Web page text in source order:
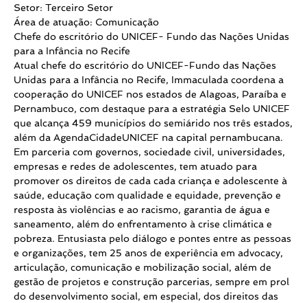
Setor: Terceiro Setor
Área de atuação: Comunicação
Chefe do escritório do UNICEF- Fundo das Nações Unidas
para a Infância no Recife
Atual chefe do escritório do UNICEF-Fundo das Nações
Unidas para a Infância no Recife, Immaculada coordena a
cooperação do UNICEF nos estados de Alagoas, Paraíba e
Pernambuco, com destaque para a estratégia Selo UNICEF
que alcança 459 municípios do semiárido nos três estados,
além da AgendaCidadeUNICEF na capital pernambucana.
Em parceria com governos, sociedade civil, universidades,
empresas e redes de adolescentes, tem atuado para
promover os direitos de cada cada criança e adolescente à
saúde, educação com qualidade e equidade, prevenção e
resposta às violências e ao racismo, garantia de água e
saneamento, além do enfrentamento à crise climática e
pobreza. Entusiasta pelo diálogo e pontes entre as pessoas
e organizações, tem 25 anos de experiência em advocacy,
articulação, comunicação e mobilização social, além de
gestão de projetos e construção parcerias, sempre em prol
do desenvolvimento social, em especial, dos direitos das